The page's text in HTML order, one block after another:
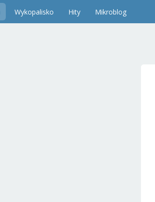
Wykopalisko Hity Mikroblog